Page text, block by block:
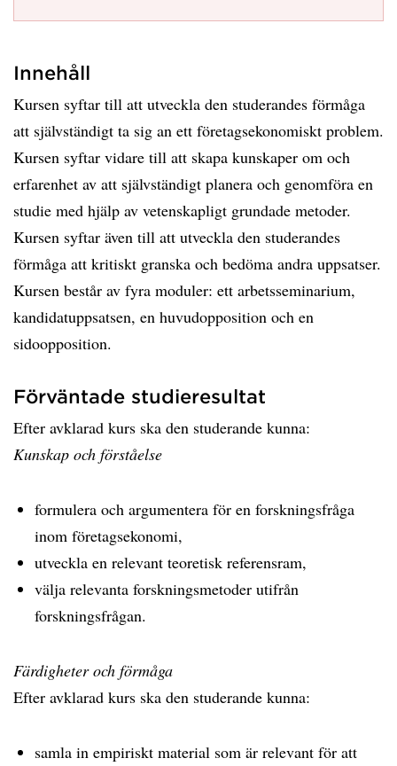
Innehåll
Kursen syftar till att utveckla den studerandes förmåga
att självständigt ta sig an ett företagsekonomiskt problem.
Kursen syftar vidare till att skapa kunskaper om och
erfarenhet av att självständigt planera och genomföra en
studie med hjälp av vetenskapligt grundade metoder.
Kursen syftar även till att utveckla den studerandes
förmåga att kritiskt granska och bedöma andra uppsatser.
Kursen består av fyra moduler: ett arbetsseminarium,
kandidatuppsatsen, en huvudopposition och en
sidoopposition.
Förväntade studieresultat
Efter avklarad kurs ska den studerande kunna:
Kunskap och förståelse
formulera och argumentera för en forskningsfråga
inom företagsekonomi,
utveckla en relevant teoretisk referensram,
välja relevanta forskningsmetoder utifrån
forskningsfrågan.
Färdigheter och förmåga
Efter avklarad kurs ska den studerande kunna:
samla in empiriskt material som är relevant för att